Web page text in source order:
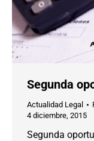
Segunda
Actualidad Legal
4 diciembre, 2015
Segunda